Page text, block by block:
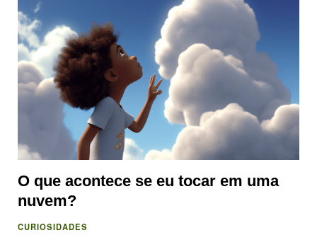
O que acontece se eu tocar em uma
nuvem?
CURIOSIDADES